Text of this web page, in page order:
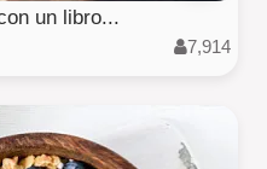
un libro...
7,914